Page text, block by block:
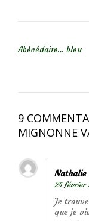
Abécédaire… bleu
9
MIGNONNE
Nathalie
25 février
Je
que je